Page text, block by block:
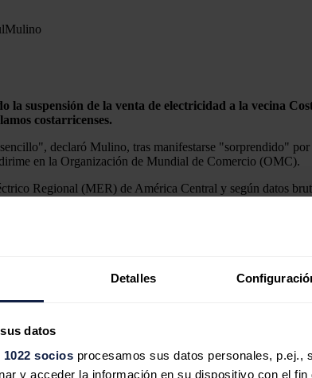
Detalles
datos
socios procesamos sus datos personales, p.ej.,
y acceder la información en su dispositivo con el
suspensión de la venta de electricidad a la vecina
costarricenses.
declaró Mulino, tras manifestarse "sorprendido"
en la Organización de Mundial de Comercio (OMC).
Regional (MER) de América Central y según datos
con una participación del 49,8% del total negociado en el
por Mulino, se sustenta en el principio de
"esa reciprocidad será ejercida en aquellas cosas que
internacionales" frente al "bloqueo comercial" que
durante una gira agrícola, que el tema "ya superó las
internacional y de acciones internacionales", si